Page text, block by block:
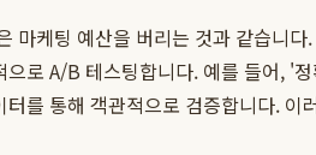
마케팅 예산을 버리는 것과 같습니
로 A/B 테스팅합니다. 예를 들어, '
를 통해 객관적으로 검증합니다.